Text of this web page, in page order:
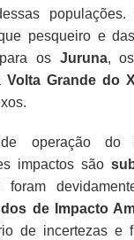
pesqueiro e
os Juruna,
Volta Grande do
operação do
impactos são
de Impacto
de incertezas e